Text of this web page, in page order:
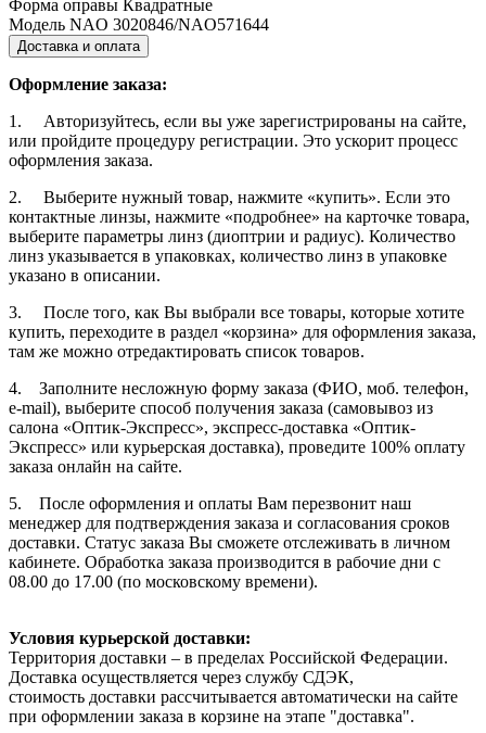
Форма оправы Квадратные
Модель NAO 3020846/NAO571644
Доставка и оплата
Оформление заказа:
1. Авторизуйтесь, если вы уже зарегистрированы на сайте,
или пройдите процедуру регистрации. Это ускорит процесс
оформления заказа.
2. Выберите нужный товар, нажмите «купить». Если это
контактные линзы, нажмите «подробнее» на карточке товара,
выберите параметры линз (диоптрии и радиус). Количество
линз указывается в упаковках, количество линз в упаковке
указано в описании.
3. После того, как Вы выбрали все товары, которые хотите
купить, переходите в раздел «корзина» для оформления заказа,
там же можно отредактировать список товаров.
4. Заполните несложную форму заказа (ФИО, моб. телефон,
e-mail), выберите способ получения заказа (самовывоз из
салона «Оптик-Экспресс», экспресс-доставка «Оптик-
Экспресс» или курьерская доставка), проведите 100% оплату
заказа онлайн на сайте.
5. После оформления и оплаты Вам перезвонит наш
менеджер для подтверждения заказа и согласования сроков
доставки. Статус заказа Вы сможете отслеживать в личном
кабинете. Обработка заказа производится в рабочие дни с
08.00 до 17.00 (по московскому времени).
Условия курьерской доставки:
Территория доставки – в пределах Российской Федерации.
Доставка осуществляется через службу СДЭК,
стоимость доставки рассчитывается автоматически на сайте
при оформлении заказа в корзине на этапе "доставка".